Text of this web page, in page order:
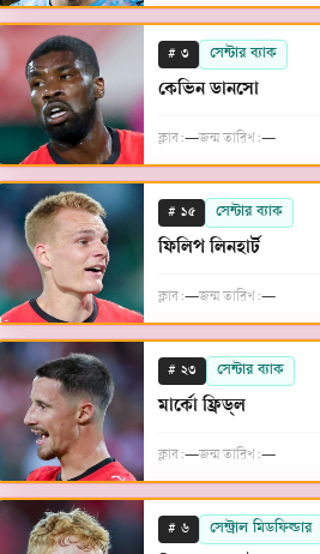
# ৩ সেন্টার ব্যাক
কেভিন ডানসো
ক্লাব:—জন্ম তারিখ:—
# ১৫ সেন্টার ব্যাক
ফিলিপ লিনহার্ট
ক্লাব:—জন্ম তারিখ:—
# ২৩ সেন্টার ব্যাক
মার্কো ফ্রিড্‌ল
ক্লাব:—জন্ম তারিখ:—
# ৬ সেন্ট্রাল মিডফিল্ডার